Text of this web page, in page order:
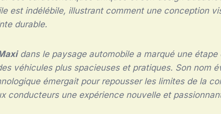
est indélébile, illustrant comment une conception
durable.
dans le paysage automobile a marqué une étape
véhicules plus spacieuses et pratiques. Son nom
émergait pour repousser les limites de la
conducteurs une expérience nouvelle et